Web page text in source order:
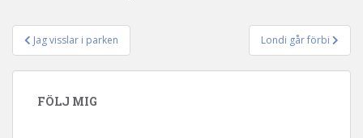
Inläggsnavigering
Jag visslar i parken Londi går förbi
FÖLJ MIG